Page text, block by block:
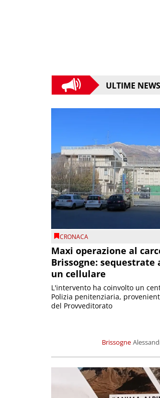
ULTIME NEWS
CRONACA
Maxi operazione al
Brissogne: sequestrate
un cellulare
Brissogne
L'intervento ha coinvolto un
Polizia penitenziaria,
del Provveditorato